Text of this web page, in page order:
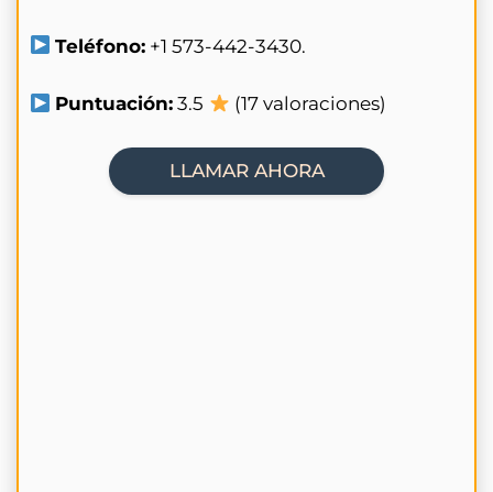
Teléfono: +1 573-442-3430.
Puntuación: 3.5 (17 valoraciones)
LLAMAR AHORA